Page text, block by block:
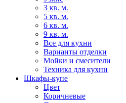
3 кв. м.
5 кв. м.
6 кв. м.
9 кв. м.
Все для кухни
Варианты отделки
Мойки и смесители
Техника для кухни
Шкафы-купе
Цвет
Коричневые